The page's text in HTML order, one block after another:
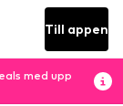
Till appen
med upp